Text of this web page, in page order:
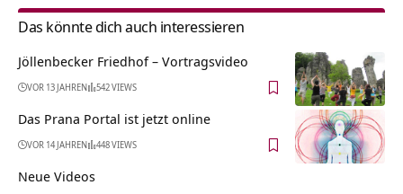
Das könnte dich auch interessieren
Jöllenbecker Friedhof‏‎ – Vortragsvideo
VOR 13 JAHREN 542 VIEWS
Das Prana Portal ist jetzt online
VOR 14 JAHREN 448 VIEWS
Neue Videos